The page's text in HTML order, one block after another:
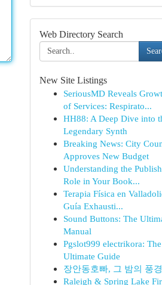
Web Directory Search
New Site Listings
SeriousMD Reveals
of Services: Respirato...
HH88: A Deep Dive into
Legendary Synth
Breaking News: City
Approves New Budget
Understanding the
Role in Your Book...
Terapia Física en
Guía Exhausti...
Sound Buttons: The
Manual
Pgslot999 electrikora: The
Ultimate Guide
장안동호빠, 그 밤의 풍경
Raleigh & Spring Lake